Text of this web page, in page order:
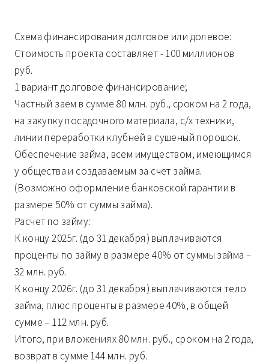
Схема финансирования долговое или долевое:
Стоимость проекта составляет - 100 миллионов
руб.
1 вариант долговое финансирование;
Частный заем в сумме 80 млн. руб., сроком на 2 года,
на закупку посадочного материала, с/х техники,
линии переработки клубней в сушеный порошок.
Обеспечение займа, всем имуществом, имеющимся
у общества и создаваемым за счет займа.
(Возможно оформление банковской гарантии в
размере 50% от суммы займа).
Расчет по займу:
К концу 2025г. (до 31 декабря) выплачиваются
проценты по займу в размере 40% от суммы займа –
32 млн. руб.
К концу 2026г. (до 31 декабря) выплачиваются тело
займа, плюс проценты в размере 40%, в общей
сумме – 112 млн. руб.
Итого, при вложениях 80 млн. руб., сроком на 2 года,
возврат в сумме 144 млн. руб.